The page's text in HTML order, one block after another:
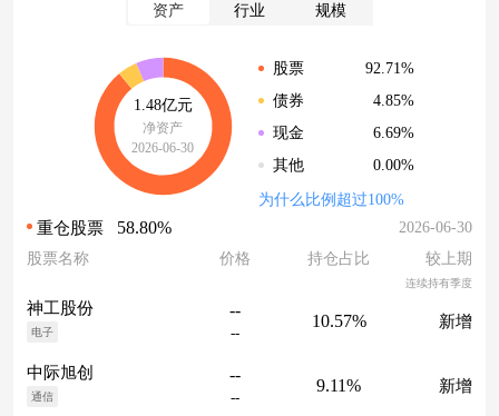
资产 行业 规模
1.48亿元
净资产
2026-06-30
股票
92.71%
债券
4.85%
现金
6.69%
其他
0.00%
为什么比例超过100%
重仓股票 58.80%
2026-06-30
股票名称
价格 持仓占比 较上期
连续持有季度
神工股份
电子
--
--
10.57% 新增
中际旭创
通信
--
--
9.11% 新增